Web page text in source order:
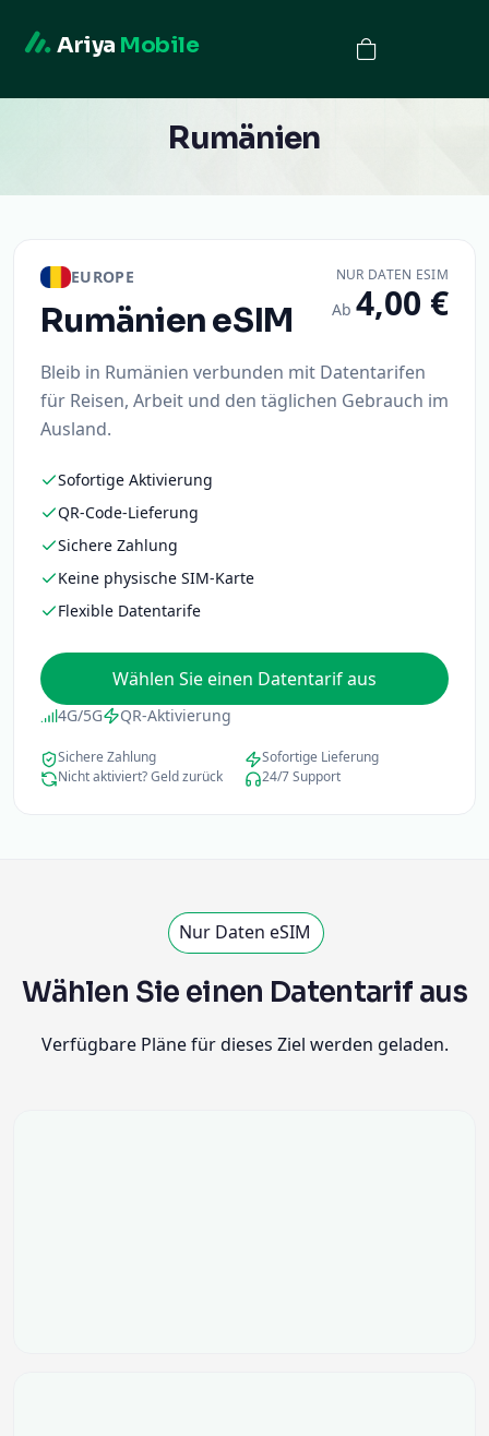
Ariya Mobile
Rumänien
EUROPE
RumänieneSIM
NUR DATEN ESIM
Ab 4,00 €
Bleib in Rumänien verbunden mit Datentarifen
für Reisen, Arbeit und den täglichen Gebrauch im
Ausland.
Sofortige Aktivierung
QR-Code-Lieferung
Sichere Zahlung
Keine physische SIM-Karte
Flexible Datentarife
Wählen Sie einen Datentarif aus
4G/5G QR-Aktivierung
Sichere Zahlung
Sofortige Lieferung
Nicht aktiviert? Geld zurück
24/7 Support
Nur Daten eSIM
Wählen Sie einen Datentarif aus
Verfügbare Pläne für dieses Ziel werden geladen.